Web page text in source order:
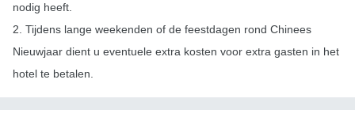
nodig heeft.
2. Tijdens lange weekenden of de feestdagen rond Chinees
Nieuwjaar dient u eventuele extra kosten voor extra gasten in het
hotel te betalen.